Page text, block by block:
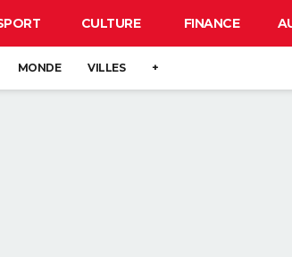
CULTURE FINANCE
MONDE VILLES +